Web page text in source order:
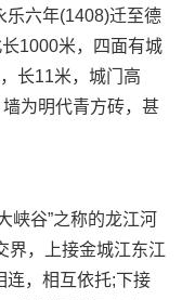
乐六年(1408)迁至德
1000米，四面有城
长11米，城门高
为明代青方砖，甚
谷”之称的龙江河
界，上接金城江东江
连，相互依托;下接